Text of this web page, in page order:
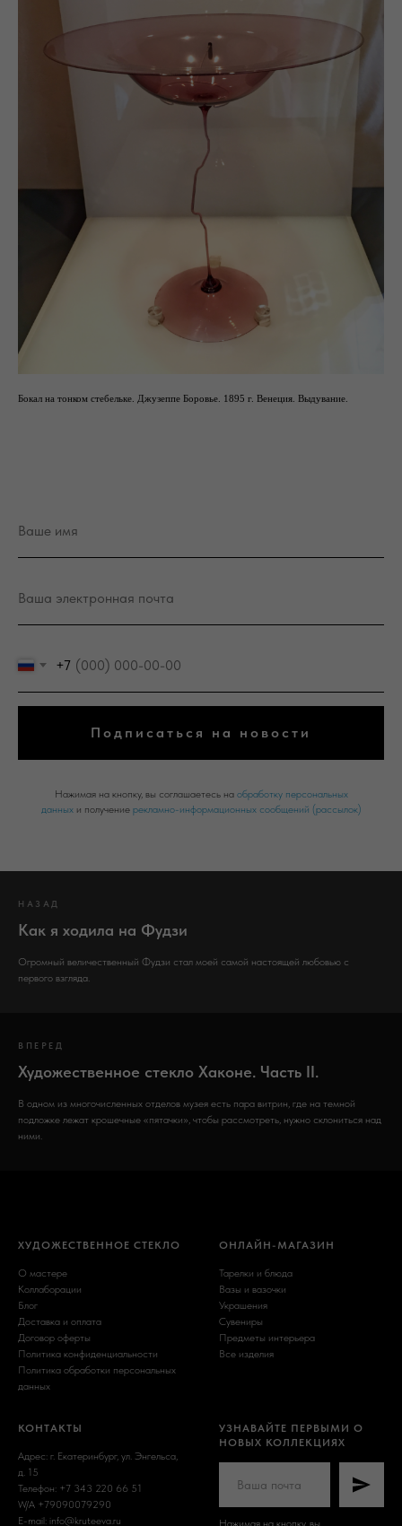
Бокал на тонком стебельке. Джузеппе Боровье. 1895 г. Венеция. Выдувание.
+7
Подписаться на новости
Нажимая на кнопку, вы соглашаетесь на обработку персональных
данныхи получение рекламно-информационных сообщений (рассылок)
НАЗАД
Как я ходила на Фудзи
Огромный величественный Фудзи стал моей самой настоящей любовью с
первого взгляда.
ВПЕРЕД
Художественное стекло Хаконе. Часть II.
В одном из многочисленных отделов музея есть пара витрин, где на темной
подложке лежат крошечные «пятачки», чтобы рассмотреть, нужно склониться над
ними.
ХУДОЖЕСТВЕННОЕ СТЕКЛО
О мастере
Коллаборации
Блог
Доставка и оплата
Договор оферты
Политика конфиденциальности
Политика обработки персональных
данных
ОНЛАЙН-МАГАЗИН
Тарелки и блюда
Вазы и вазочки
Украшения
Сувениры
Предметы интерьера
Все изделия
КОНТАКТЫ
Адрес: г. Екатеринбург, ул. Энгельса,
д. 15
Телефон: +7 343 220 66 51
W/A +79090079290
E-mail: info@kruteeva.ru
УЗНАВАЙТЕ ПЕРВЫМИ О
НОВЫХ КОЛЛЕКЦИЯХ
Нажимая на кнопку, вы